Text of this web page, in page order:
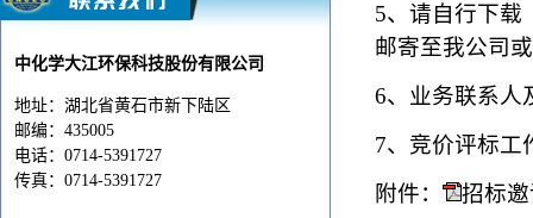
5、 请自行下载
邮寄至我公司
6、 业务联系人
7、 竞价评标工
附件：
招标
中化学大江环保科技股份有限公司
地址：湖北省黄石市新下陆区
邮编：435005
电话：0714-5391727
传真：0714-5391727